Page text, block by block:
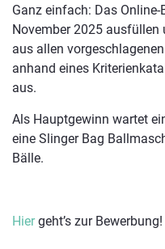
Ganz einfach: Das
November 2025
aus allen
anhand eines
aus.
Als Hauptgewinn wartet
eine Slinger Bag
Bälle.
Hiergeht’s zur Bewerbung!